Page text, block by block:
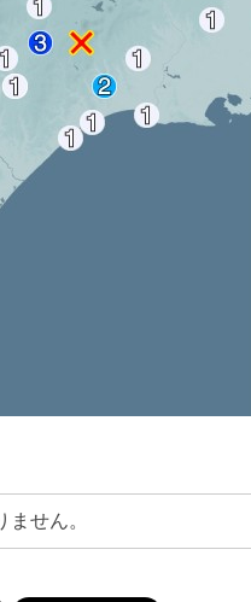
せん。